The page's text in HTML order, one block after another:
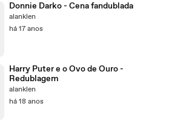
Donnie Darko - Cena fandublada
alanklen
há 17 anos
Harry Puter e o Ovo de Ouro -
Redublagem
alanklen
há 18 anos